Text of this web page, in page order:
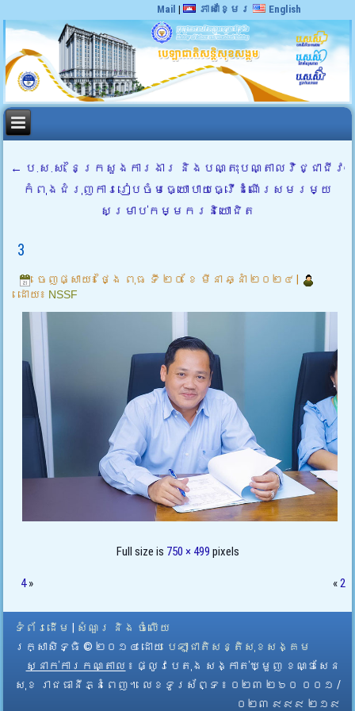
Mail | ភាសាខ្មែរ English
← ប.ស.ស. នៃក្រសួងការងារ និងបណ្តុះបណ្តាលវិជ្ជាជីវៈ
កំពុងជំរុញការរៀបចំមធ្យោបាយធ្វើដំណើរសមរម្យ
សម្រាប់កម្មករនិយោជិត
3
ចេញផ្សាយ៖ ថ្ងៃ ពុធ ទី ២០ ខែ មីនា ឆ្នាំ ២០២៤
ដោយ៖ NSSF
Full size is 750 × 499 pixels
4» «2
ទំព័រដើម
សំណួរ និង ចំលើយ
រក្សាសិទ្ធិ © ២០១៤ ដោយ​ បេឡាជាតិសន្តិសុខសង្គម
ស្នាក់ការកណ្តាល ៖ ផ្លូវបេតុង សង្កាត់ឃ្មួញ ខណ្ឌសែន
សុខ រាជធានីភ្នំពេញ។ លេខទូរស័ព្ទ ៖ ០២៣ ២៦០ ០០១ /
០២៣ ៩៩៩ ២១៩